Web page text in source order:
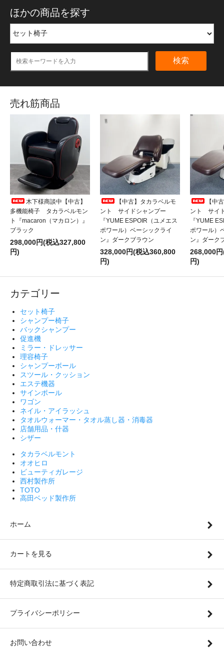
ほかの商品を探す
検索
売れ筋商品
木下様商談中【中古】
多機能椅子 タカラベルモン
ト『macaron（マカロン）』
ブラック
298,000円(税込327,800
円)
【中古】タカラベルモ
ント サイドシャンプー
『YUME ESPOIR（ユメエス
ポワール）ベーシックライ
ン』ダークブラウン
328,000円(税込360,800
円)
【中
ント サイ
『YUME
ポワール）
ン』ダーク
268,000
円)
カテゴリー
セット椅子
シャンプー椅子
バックシャンプー
促進機
ミラー・ドレッサー
理容椅子
シャンプーボール
スツール・クッション
エステ機器
サインポール
ワゴン
ネイル・アイラッシュ
タオルウォーマー・タオル蒸し器・消毒器
店舗用品・什器
シザー
タカラベルモント
オオヒロ
ビューティガレージ
西村製作所
TOTO
高田ベッド製作所
ホーム
カートを見る
特定商取引法に基づく表記
プライバシーポリシー
お問い合わせ